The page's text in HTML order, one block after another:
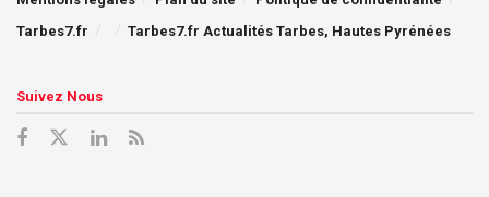
Tarbes7.fr
Tarbes7.fr Actualités Tarbes, Hautes Pyrénées
Suivez Nous